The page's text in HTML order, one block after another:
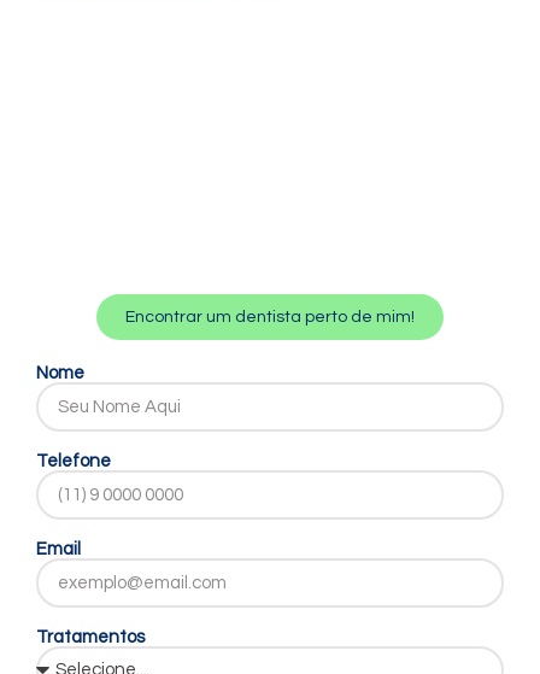
Encontrar um dentista perto de mim!
Nome
Telefone
Email
Tratamentos